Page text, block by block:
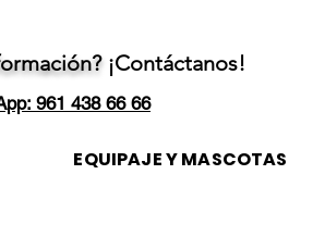
¡Contáctanos!
961 438 66 66
EQUIPAJE Y MASCOTAS